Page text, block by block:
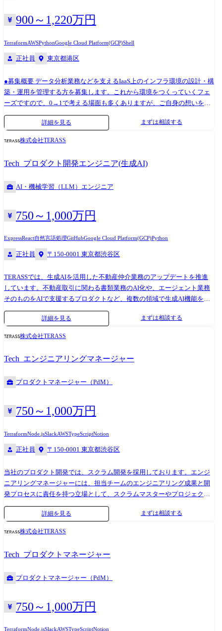
たり顧客ニーズを聞いたりすることができます。 ●チーム構成・支援制
度 基本的に弊社では1つのPJTに対し、メイン担当としてソリューション
デザイナ/エンジニアが1名ずつアサインされます。 またソリューション
ー)がつきます。 一方で大型案件等になりますとPJTの人数は必要に応じ
社としてお客様に”AIソリューションを提供すること”を使命としていま
す。 AIソリューションを提供するためにあらゆることを思案して実行で
きればと考えているので、提供元のエンジニアは以下のような裁量の大
きい環境で自らのプロフェッショナリズムを発揮いただければと考えて
います。 ・技術者がお客様に対して直接提案をすること ・お客様が設計
した問題に対してその問題設計に提言できること ・チームを自ら組閣し
人員の確保依頼やツールの追加導入について主導、積極的な提案ができ
が、主に以下の技術スタックを用いて開発を行っています。 ・データ分
析全般(NumPy, pandas, Matplotlib, seaborn, plotly, Streamlit) ・機械学習
Learning(PyTorch, TensorFlow, Hugging Face, OpenAI, LangChain) ・実験管
ラ(AWS, Azure, Google Cloud, 社内GCPサーバ) ・開発ツール(Visual
内活動 エンジニアリング部では以下のような社内活動を通じて技術的成
適化、強化学習 etc...) ・最新技術勉強会の開催(マルチエージェント etc...)
- 本勉強会にはソリューションデザイナー、コーポレートも合わせ、社
員の約3/4のメンバーが参加しました。 ・チームビルディング施策 -
“チームメンバーを知る企画“として、レーダーチャートの作成/予想、チ
ームのキャッチコピー作成等のワークを実施
中心です。 技術はあくまでツールとして捉え、ソリューションを提供す
ることを主眼に置いていることを重要視する集団です。 2.自身が担当し
負しています。 弊社はオーダーメイドによるAIモデル「カスタムAI」の
術とクライアントのビジネスを「つなぐ存在」をミッションとしたスタ
ートアップ企業です。 高い技術力と課題解決能力が評価され、既に大手
企業を中心に多くの導入事例とリピート契約があります。 ●カスタムAI
ソリューション事業とは? 弊社は以下を特徴とするカスタムAIソリュー
ション事業を展開しています。 ・オーダーメイドによるAI開発 - アカ
デミア出自の先端の機械学習技術をベースに、ビジネスにジャストフィ
ッケージAでは対応が難しい、ビジネス現場特有の複雑な課題の解決に
貢献 また他社との差別化のため、弊社は「バリューアップ型AIテーマ」
に注力しています。 ●プロジェクトの開発フロー 弊社では約3ヶ月間とい
う短いサイクルで機械学習モデルやAIに関係するシステムをお客様に提
いますが、希望に応じてエンジニアもフロントに立って直接提案したり
顧客ニーズを聞いたりすることができます。 ●チーム構成・支援制度 基
本的に弊社では1つのPJTに対し、メイン担当としてソリューションデザ
イナ/エンジニアそれぞれを補佐する役割としてSV(スーパーバイザー)が
加します。 ●裁量の大きさについて 弊社はAIコンサルティングの会社と
してお客様に”AIソリューションを提供すること”を使命としています。
AIソリューションを提供するためにあらゆることを思案して実行できれ
ばと考えているので、提供元のエンジニアは以下のような裁量の大きい
環境で自らのプロフェッショナリズムを発揮いただければと考えていま
す。 ・技術者がお客様に対して直接提案をすること ・お客様が設計した
成功に向けて自ら動くことができること ・会社の承認のもと、必要人員
と ●キャリアパスについて 右記のような流れでキャリアを歩んでいただ
く想定です。(スタッフ→リーダー→マネージャー→部長) 一方で弊社の
スは完全に決まりきっているの部分は少ないです。 今後もキャリアパス
す。 そのため「キャリアは自ら切り開きたい」と思える方にご参画いた
在できればと考えております。 ●技術スタック 使用する技術はプロジェ
ています。 ・データ分析全般(NumPy, pandas, Matplotlib, seaborn, plotly,
Streamlit) ・機械学習(sckit-learn, statsmodelsm, OPTUNA, SHAP,
LightGBM) ・Deep Learning(PyTorch, TensorFlow, Hugging Face, OpenAI,
LangChain) ・実験管理(Kedro, mlflow, Kubeflow) ●社内活動 エンジニアリ
ング部では以下のような社内活動を通じて技術的成長やエンゲージメン
ト向上を行っています。 ・技術勉強会の開催(数理最適化、強化学習
はソリューションデザイナー、コーポレートも合わせ、社員の約3/4のメ
を知る企画“として、レーダーチャートの作成/予想、チームのキャッチ
コピー作成等のワークを実施 ● 業務の変更範囲:なし
900～1,220万円
TerraformAWSPythonGoogle Cloud Platform(GCP)Shell
正社員 東京都港区
●募集概要 データ分析業務などを支えるIaaS上のインフラ環境の設計・構
築・運用を管理する方を募集します。これから環境をつくっていくフェ
ーズですので、0→1で考える場面も多くありますが、ご自身の想いを形
にできる業務です。まずは分析環境中心となりますが、将来的にはクラ
ウドを使って業務の在り方を変えるような提案なども期待します。ま
た、アプリ開発環境やサンドボックス環境の設計・構築・運用もスコー
開発環境やサンドボックス環境も含めたクラウド環境の設計、構築およ
び運用を担っていただきます。 ・アプリ開発やデータ分析を実施するた
めのアーキテクチャ構想の策定 ・IaaS(現在はAWS,GCP)上でデータ分析
を行うための環境(データレイクやパイプラインなど)のベースとなるイン
設計 ・社内のデータサイエンティストやエンジニアと連携し、新ツール
導入のための環境構築や運用改善の提案 ●配属先組織構成 事業戦略部
技術グループ 担当部長兼課長1名、兼務メンバー7名
詳細を見る まずは相談する
株式会社TERASS
Tech_プロダクト開発エンジニア(生成AI)
AI・機械学習（LLM）エンジニア
750～1,000万円
ExpressReact自然言語処理GitHubGoogle Cloud Platform(GCP)Python
正社員 〒150-0001 東京都渋谷区
TERASSでは、生成AIを活用した不動産仲介業務のアップデートを推進
しています。不動産取引に関わる書類業務のAI化や、エージェント業務
そのものをAIで支援するプロダクトなど、複数の領域で生成AI機能を開
発・本番運用しています。 本ポジションでは、技術選定・アーキテクチ
ャ設計から携わっていただきます。PdMやドメインエキスパートと連携
キスパートと連携した課題発見とソリューション設計 ・LLMのAPI選
定、プロンプトチューニング等による精度向上 ・複数のモデル・手法を
用いた検証と比較 ・継続的な精度向上のための仕組みづくり 【主な技術
ド TypeScript / Node.js / (Python) ・インフラ Google Cloud Platform /
Terraform 【主な利用ツール】 ・Slack ・Notion ・Github ・Google
詳細を見る まずは相談する
株式会社TERASS
Tech_エンジニアリングマネージャー
プロダクトマネージャー（PdM）
750～1,000万円
TerraformNode.jsSlackAWSTypeScriptNotion
正社員 〒150-0001 東京都渋谷区
当社のプロダクト開発では、スクラム開発を採用しております。エンジ
ニアリングマネージャーには、担当チームのエンジニアリング成果と開
発プロセスに責任を持つ立場として、スクラムマスターやプロジェクト
マネジメントの役割も担いながらプロジェクトを成功に導いていただく
とともに、チーム内のピープルマネジメントを担っていただきます。 ・
新規プロダクトの開発をリードするプロジェクトマネジメント業務 ・エ
・各スプリントの計画とタスク進捗管理、スプリントレトロスペクティ
ブの実施 ・課題管理、リスク管理などのプロジェクト実行管理 ・プロダ
クトの品質管理および開発プロセスの継続的改善 ・エンジニアメンバー
の育成と評価(1on1、フィードバック、目標設定) 【主な技術スタック】
/ Node.js / (Python) ・インフラ Google Cloud Platform / Terraform 【主な利
用ツール】 ・Slack ・Notion ・Github ・Google Workspace(meet, calendar,
詳細を見る まずは相談する
株式会社TERASS
Tech_プロダクトマネージャー
プロダクトマネージャー（PdM）
750～1,000万円
TerraformNode.jsSlackAWSTypeScriptNotion